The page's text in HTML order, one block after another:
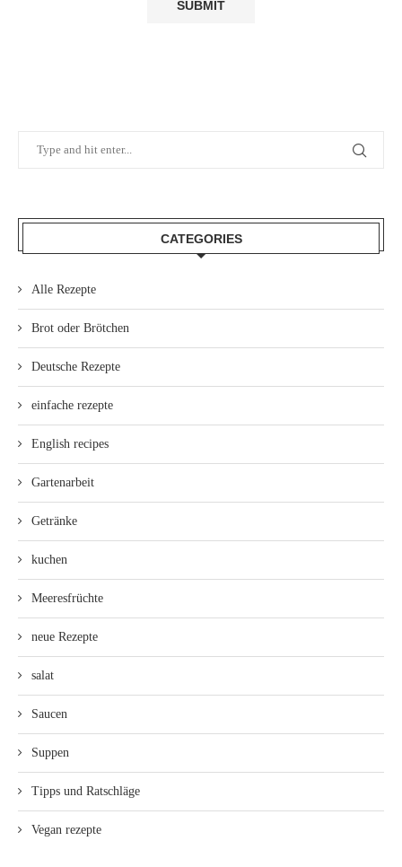
CATEGORIES
Alle Rezepte
Brot oder Brötchen
Deutsche Rezepte
einfache rezepte
English recipes
Gartenarbeit
Getränke
kuchen
Meeresfrüchte
neue Rezepte
salat
Saucen
Suppen
Tipps und Ratschläge
Vegan rezepte